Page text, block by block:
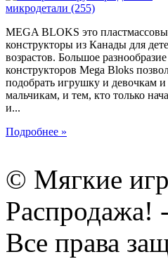
MEGA BLOKS это
конструкторы из Канады для
возрастов. Большое разнообразие
конструкторов Mega Bloks
подобрать игрушку и девочкам и
мальчикам, и тем, кто только
и...
Подробнее »
© Мягкие
Распродажа!
Все права